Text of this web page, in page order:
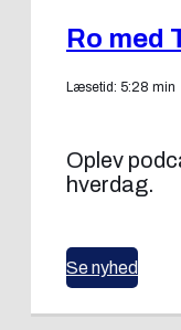
Ro med
Læsetid: 5:28 min
Oplev
hverdag.
Se nyhed